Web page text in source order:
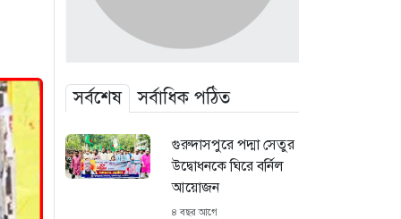
সর্বশেষ সর্বাধিক পঠিত
গুরুদাসপুরে পদ্মা সেতুর
উদ্বোধনকে ঘিরে বর্নিল
আয়োজন
৪ বছর আগে